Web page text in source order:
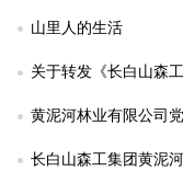
山里人的生活
关于转发《长白山森
黄泥河林业有限公司
长白山森工集团黄泥